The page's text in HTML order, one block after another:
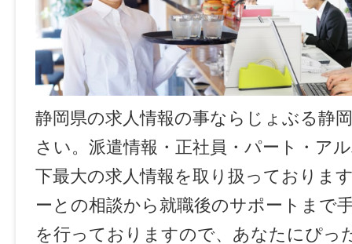
静岡県の求人情報の事ならじょぶる静
さい。派遣情報・正社員・パート・ア
下最大の求人情報を取り扱っておりま
ーとの相談から就職後のサポートまで
を行っておりますので、あなたにぴっ